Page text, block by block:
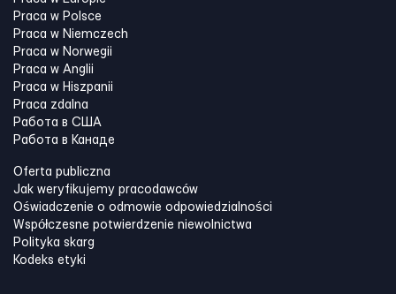
Praca w Polsce
Praca w Niemczech
Praca w Norwegii
Praca w Anglii
Praca w Hiszpanii
Praca zdalna
Работа в США
Работа в Канадe
Oferta publiczna
Jak weryfikujemy pracodawców
Oświadczenie o odmowie odpowiedzialności
Współczesne potwierdzenie niewolnictwa
Polityka skarg
Kodeks etyki